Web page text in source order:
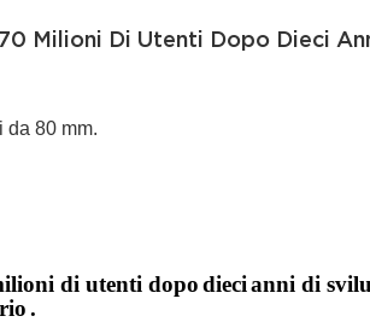
Milioni Di Utenti Dopo Dieci
da 80 mm.
di utenti dopodiecianni di
.